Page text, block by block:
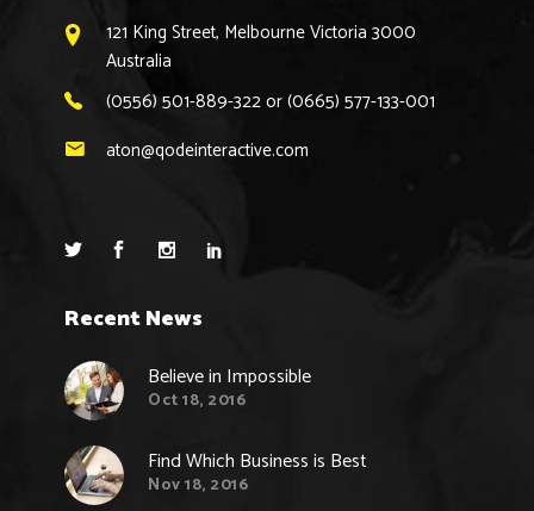
121 King Street, Melbourne Victoria 3000
Australia
(0556) 501-889-322 or (0665) 577-133-001
aton@qodeinteractive.com
Recent News
Believe in Impossible
Oct 18, 2016
Find Which Business is Best
Nov 18, 2016